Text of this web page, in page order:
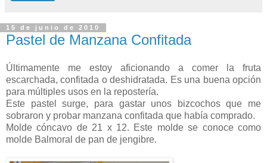
15 de junio de 2010
Pastel de Manzana Confitada
Últimamente me estoy aficionando a comer la fruta
escarchada, confitada o deshidratada. Es una buena opción
para múltiples usos en la repostería.
Este pastel surge, para gastar unos bizcochos que me
sobraron y probar manzana confitada que había comprado.
Molde cóncavo de 21 x 12. Este molde se conoce como
molde Balmoral de pan de jengibre.